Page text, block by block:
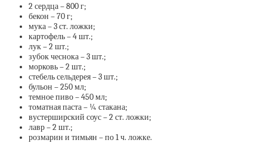
2 сердца – 800 г;
бекон – 70 г;
мука – 3 ст. ложки;
картофель – 4 шт.;
лук – 2 шт.;
зубок чеснока – 3 шт.;
морковь – 2 шт.;
стебель сельдерея – 3 шт.;
бульон – 250 мл;
темное пиво – 450 мл;
томатная паста – ¼ стакана;
вустерширский соус – 2 ст. ложки;
лавр – 2 шт.;
розмарин и тимьян – по 1 ч. ложке.